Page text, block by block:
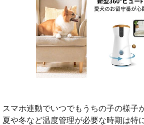
スマホ連動でいつでもうちの子の様子
夏や冬など温度管理が必要な時期は特